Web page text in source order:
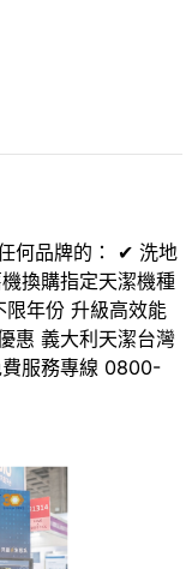
何品牌的： ✔ 洗地
換購指定天潔機種
年份 升級高效能
惠 義大利天潔台灣
費服務專線 0800-